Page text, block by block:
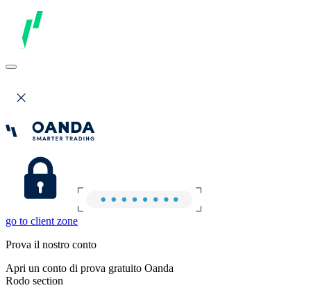
go to client zone
Prova il nostro conto
Apri un conto di prova gratuito Oanda
Rodo section